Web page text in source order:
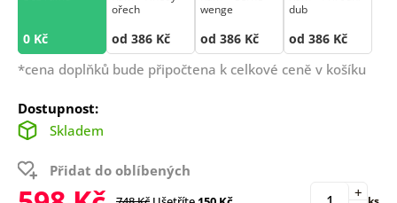
0 Kč
ořech
od 386 Kč
wenge
od 386 Kč
dub
od 386 Kč
*cena doplňků bude připočtena k celkové ceně v košíku
Dostupnost:
Skladem
Přidat do oblíbených
+